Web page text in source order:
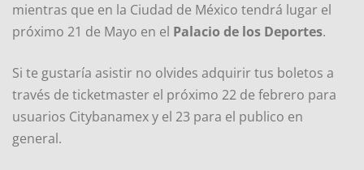
mientras que en la Ciudad de México tendrá lugar el
próximo 21 de Mayo en el Palacio de los Deportes.
Si te gustaría asistir no olvides adquirir tus boletos a
través de ticketmaster el próximo 22 de febrero para
usuarios Citybanamex y el 23 para el publico en
general.